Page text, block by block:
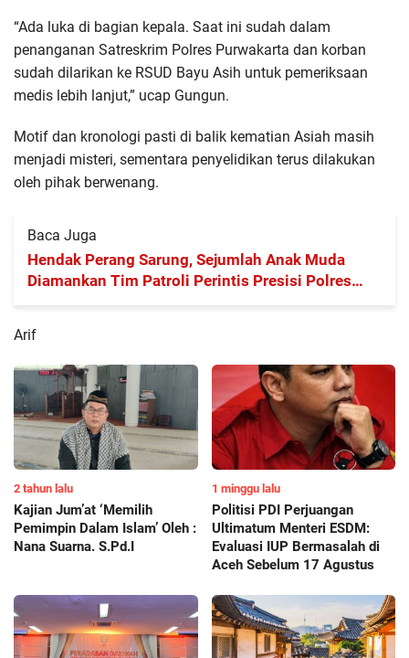
“Ada luka di bagian kepala. Saat ini sudah dalam
penanganan Satreskrim Polres Purwakarta dan korban
sudah dilarikan ke RSUD Bayu Asih untuk pemeriksaan
medis lebih lanjut,” ucap Gungun.
Motif dan kronologi pasti di balik kematian Asiah masih
menjadi misteri, sementara penyelidikan terus dilakukan
oleh pihak berwenang.
Baca Juga
Hendak Perang Sarung, Sejumlah Anak Muda
Diamankan Tim Patroli Perintis Presisi Polres
Arif
2 tahun lalu
Kajian Jum’at ‘Memilih
Pemimpin Dalam Islam’ Oleh :
Nana Suarna. S.Pd.I
1 minggu lalu
Politisi PDI Perjuangan
Ultimatum Menteri ESDM:
Evaluasi IUP Bermasalah di
Aceh Sebelum 17 Agustus